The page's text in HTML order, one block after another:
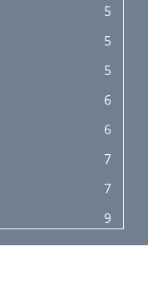
5
5
5
6
6
7
7
9
10